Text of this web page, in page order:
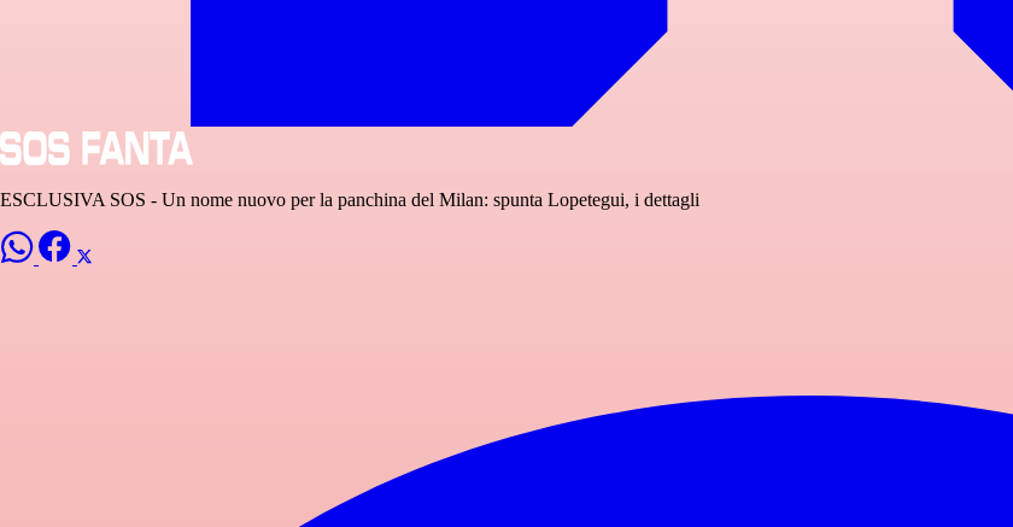
ESCLUSIVA SOS - Un nome nuovo per la panchina del Milan: spunta Lopetegui, i dettagli